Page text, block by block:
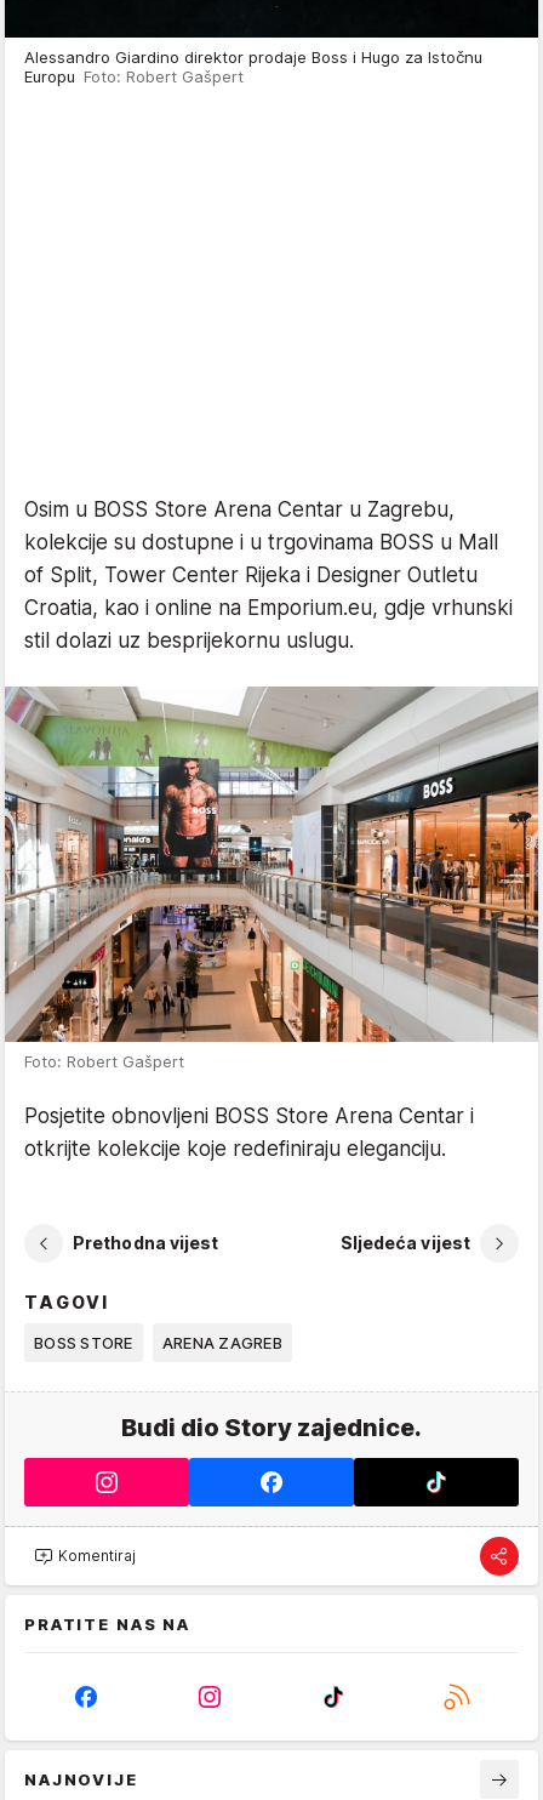
Alessandro Giardino direktor prodaje Boss i Hugo za Istočnu
Europu Foto: Robert Gašpert
Osim u BOSS Store Arena Centar u Zagrebu,
kolekcije su dostupne i u trgovinama BOSS u Mall
of Split, Tower Center Rijeka i Designer Outletu
Croatia, kao i online na Emporium.eu, gdje vrhunski
stil dolazi uz besprijekornu uslugu.
Foto: Robert Gašpert
Posjetite obnovljeni BOSS Store Arena Centar i
otkrijte kolekcije koje redefiniraju eleganciju.
Prethodna vijest Sljedeća vijest
TAGOVI
BOSS STORE ARENA ZAGREB
Budi dio Story zajednice.
Komentiraj
PRATITE NAS NA
NAJNOVIJE